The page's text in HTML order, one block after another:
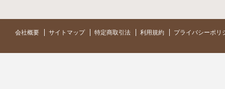
会社概要 サイトマップ 特定商取引法 利用規約 プライバシーポリ